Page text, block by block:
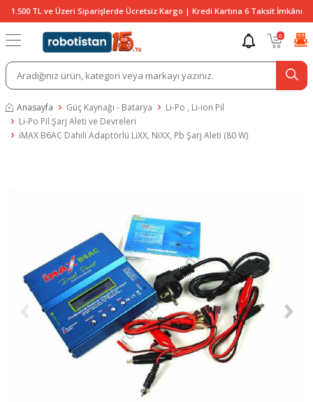
1.500 TL ve Üzeri Siparişlerde Ücretsiz Kargo | Kredi Kartına 6 Taksit İmkânı
0
Anasayfa Güç Kaynağı - Batarya
Li-Po , Li-ion Pil
Li-Po Pil Şarj Aleti ve Devreleri
iMAX B6AC Dahili Adaptörlü LiXX, NiXX, Pb Şarj Aleti (80 W)